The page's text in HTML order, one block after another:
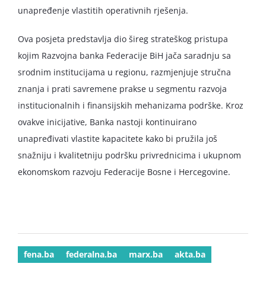
unapređenje vlastitih operativnih rješenja.
Ova posjeta predstavlja dio šireg strateškog pristupa
kojim Razvojna banka Federacije BiH jača saradnju sa
srodnim institucijama u regionu, razmjenjuje stručna
znanja i prati savremene prakse u segmentu razvoja
institucionalnih i finansijskih mehanizama podrške. Kroz
ovakve inicijative, Banka nastoji kontinuirano
unapređivati vlastite kapacitete kako bi pružila još
snažniju i kvalitetniju podršku privrednicima i ukupnom
ekonomskom razvoju Federacije Bosne i Hercegovine.
fena.ba federalna.ba marx.ba akta.ba